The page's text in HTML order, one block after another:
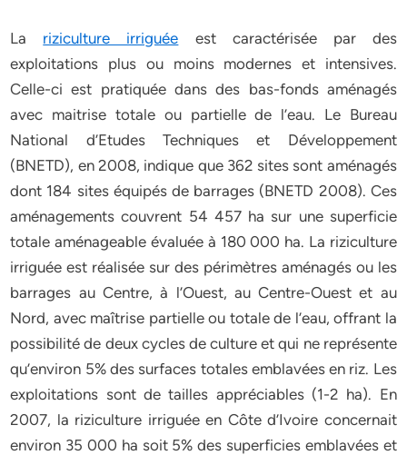
La riziculture irriguée est caractérisée par des
exploitations plus ou moins modernes et intensives.
Celle-ci est pratiquée dans des bas-fonds aménagés
avec maitrise totale ou partielle de l’eau. Le Bureau
National d’Etudes Techniques et Développement
(BNETD), en 2008, indique que 362 sites sont aménagés
dont 184 sites équipés de barrages (BNETD 2008). Ces
aménagements couvrent 54 457 ha sur une superficie
totale aménageable évaluée à 180 000 ha. La riziculture
irriguée est réalisée sur des périmètres aménagés ou les
barrages au Centre, à l’Ouest, au Centre-Ouest et au
Nord, avec maîtrise partielle ou totale de l’eau, offrant la
possibilité de deux cycles de culture et qui ne représente
qu’environ 5% des surfaces totales emblavées en riz. Les
exploitations sont de tailles appréciables (1-2 ha). En
2007, la riziculture irriguée en Côte d’Ivoire concernait
environ 35 000 ha soit 5% des superficies emblavées et